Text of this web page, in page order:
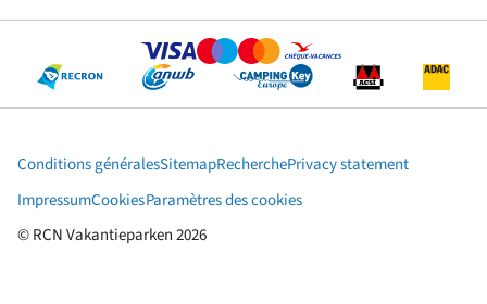
© RCN Vakantieparken 2026
Conditions généralesSitemapRecherchePrivacy statement
ImpressumCookiesParamètres des cookies